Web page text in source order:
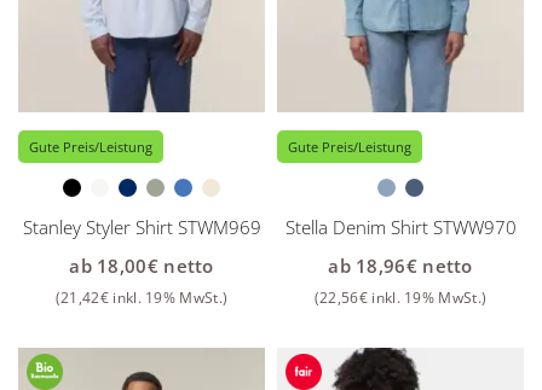
Gute Preis/Leistung
Stanley Styler Shirt STWM969
ab 18,00€netto
(21,42€ inkl. 19% MwSt.)
Gute Preis/Leistung
Stella Denim Shirt STWW970
ab 18,96€netto
(22,56€ inkl. 19% MwSt.)